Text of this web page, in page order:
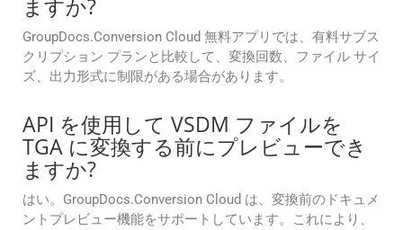
ますか?
GroupDocs.Conversion Cloud 無料アプリでは、有料サブス
クリプション プランと比較して、変換回数、ファイル サイ
ズ、出力形式に制限がある場合があります。
API を使用して VSDM ファイルを
TGA に変換する前にプレビューでき
ますか?
はい。GroupDocs.Conversion Cloud は、変換前のドキュメ
ントプレビュー機能をサポートしています。これにより、